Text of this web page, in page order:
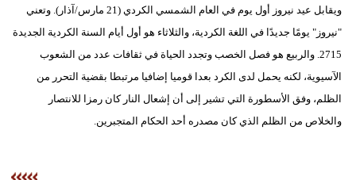
ويقابل عيد نيروز أول يوم في العام الشمسي الكردي (21 مارس/آذار). وتعني
"نيروز" يومًا جديدًا في اللغة الكردية، والثلاثاء هو أول أيام السنة الكردية الجديدة
2715. والربيع هو فصل الخصب وتجدد الحياة في ثقافات عدد من الشعوب
الآسيوية، لكنه يحمل لدى الكرد بعدا قوميا إضافيا مرتبطا بقضية التحرر من
الظلم، وفق الأسطورة التي تشير إلى أن إشعال النار كان رمزا للانتصار
والخلاص من الظلم الذي كان مصدره أحد الحكام المتجبرين.